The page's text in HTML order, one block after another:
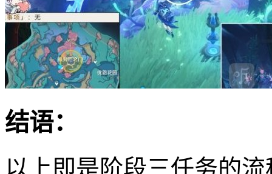
结语：
以上即是阶段三任务的